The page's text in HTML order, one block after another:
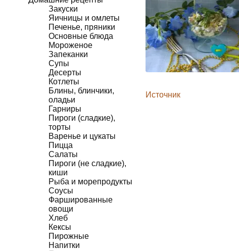
Закуски
Яичницы и омлеты
Печенье, пряники
Основные блюда
Мороженое
Запеканки
Супы
Десерты
Котлеты
Блины, блинчики,
оладьи
Гарниры
Пироги (сладкие),
торты
Варенье и цукаты
Пицца
Салаты
Пироги (не сладкие),
киши
Рыба и морепродукты
Соусы
Фаршированные
овощи
Хлеб
Кексы
Пирожные
Напитки
Источник